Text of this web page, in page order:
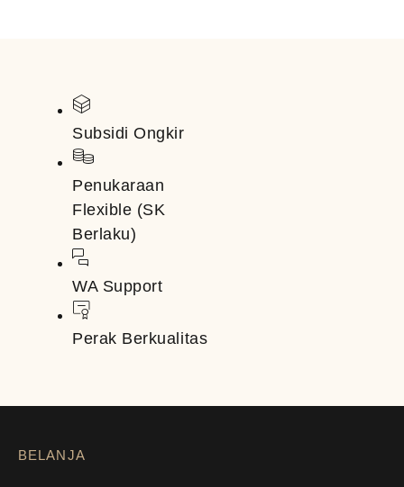
Subsidi Ongkir
Penukaraan
Flexible (SK
Berlaku)
WA Support
Perak Berkualitas
BELANJA